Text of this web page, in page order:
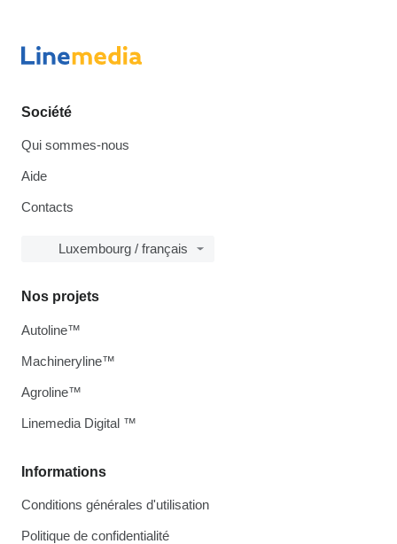
Société
Qui sommes-nous
Aide
Contacts
Luxembourg / français
Informations
Conditions générales d'utilisation
Politique de confidentialité
Nos projets
Autoline™
Machineryline™
Agroline™
Linemedia Digital ™